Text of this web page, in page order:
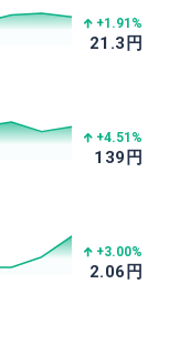
+1.91 %
21.3 円
+4.51 %
139 円
+3.00%
2.06 円